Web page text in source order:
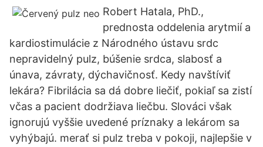
Robert Hatala, PhD.,
prednosta oddelenia arytmií a
kardiostimulácie z Národného ústavu srdc
nepravidelný pulz, búšenie srdca, slabosť a
únava, závraty, dýchavičnosť. Kedy navštíviť
lekára? Fibrilácia sa dá dobre liečiť, pokiaľ sa zistí
včas a pacient dodržiava liečbu. Slováci však
ignorujú vyššie uvedené príznaky a lekárom sa
vyhýbajú. merať si pulz treba v pokoji, najlepšie v